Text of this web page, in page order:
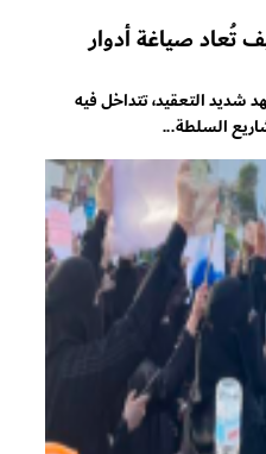
تُعاد صياغة أدوار
شديد التعقيد، تتداخل فيه
السلطة...